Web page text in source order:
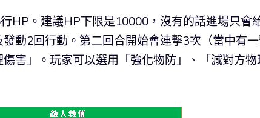
HP。建議HP下限是10000，沒有的話進場只會
動2回行動。第二回合開始會連撃3次（當中有
害」。玩家可以選用「強化物防」、「減對方物